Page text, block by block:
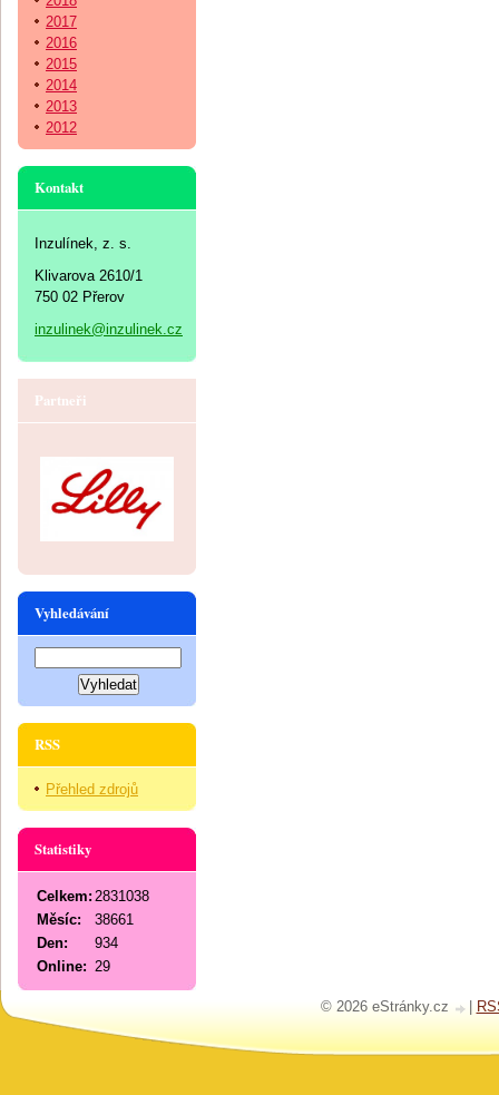
2017
2016
2015
2014
2013
2012
Kontakt
Inzulínek, z. s.
Klivarova 2610/1
750 02 Přerov
inzulinek@inzulinek.cz
Partneři
Vyhledávání
RSS
Přehled zdrojů
Statistiky
Online: 29
Celkem: 2831038
Měsíc:
38661
Den:
934
© 2026 eStránky.cz